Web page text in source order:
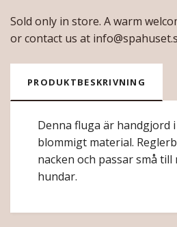
Sold only in store. A warm
or contact us at
PRODUKTBESKRIVNING
Denna fluga är handgjord
blommigt material.
nacken och passar små till
hundar.